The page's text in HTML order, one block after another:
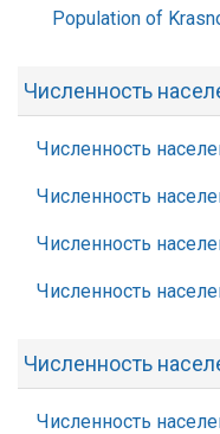
Population of
Численность
Численность
Численность
Численность
Численность
Численность
Численность